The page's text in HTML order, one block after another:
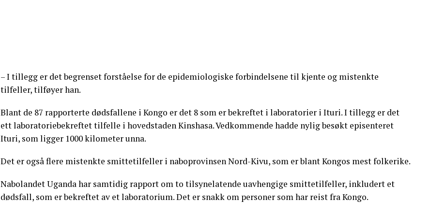
– I tillegg er det begrenset forståelse for de epidemiologiske forbindelsene til kjente og mistenkte
tilfeller, tilføyer han.
Blant de 87 rapporterte dødsfallene i Kongo er det 8 som er bekreftet i laboratorier i Ituri. I tillegg er det
ett laboratoriebekreftet tilfelle i hovedstaden Kinshasa. Vedkommende hadde nylig besøkt episenteret
Ituri, som ligger 1000 kilometer unna.
Det er også flere mistenkte smittetilfeller i naboprovinsen Nord-Kivu, som er blant Kongos mest folkerike.
Nabolandet Uganda har samtidig rapport om to tilsynelatende uavhengige smittetilfeller, inkludert et
dødsfall, som er bekreftet av et laboratorium. Det er snakk om personer som har reist fra Kongo.